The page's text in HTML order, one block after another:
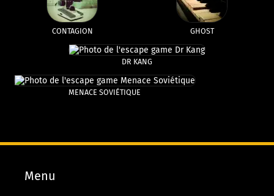
CONTAGION GHOST
DR KANG
MENACE SOVIÉTIQUE
Menu